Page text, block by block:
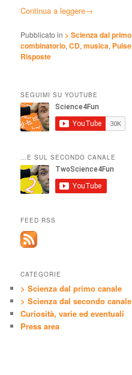
Continua a leggere→
Pubblicato in > Scienza dal
combinatorio,CD,musica,
Risposte
SEGUIMI SU YOUTUBE
…E SUL SECONDO CANALE
FEED RSS
CATEGORIE
> Scienza dal primo canale
> Scienza dal secondo canale
Curiosità, varie ed eventuali
Press area